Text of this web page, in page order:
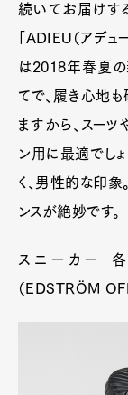
続いてお届けす
「ADIEU（アデュ
は2018年春夏の
てで、履き心地
ますから、スー
ン用に最適でし
く、男性的な印
ンスが絶妙です。
スニーカー
（EDSTRÖM